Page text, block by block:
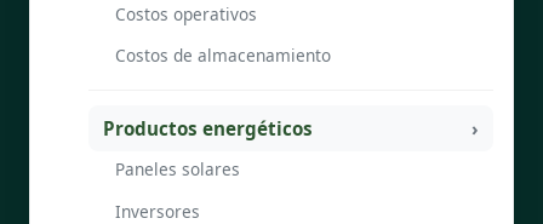
Costos operativos
Costos de almacenamiento
Productos energéticos
Paneles solares
Inversores